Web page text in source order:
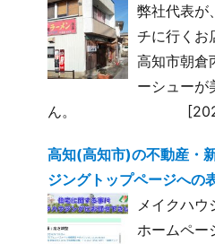
弊社代表が
チに行くお
高知市朝倉
ーシューが
ん。
高知(高知市)の不動産・
ジングトップページへの
メイクハウ
ホームペー